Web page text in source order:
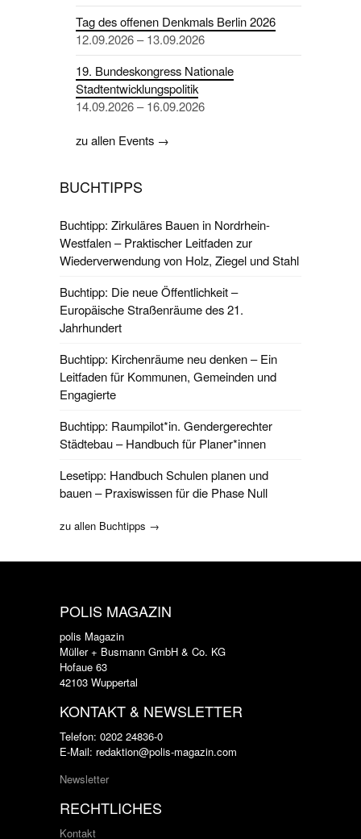
Tag des offenen Denkmals Berlin 2026
12.09.2026 – 13.09.2026
19. Bundeskongress Nationale
Stadtentwicklungspolitik
14.09.2026 – 16.09.2026
zu allen Events →
BUCHTIPPS
Buchtipp: Zirkuläres Bauen in Nordrhein-
Westfalen – Praktischer Leitfaden zur
Wiederverwendung von Holz, Ziegel und Stahl
Buchtipp: Die neue Öffentlichkeit –
Europäische Straßenräume des 21.
Jahrhundert
Buchtipp: Kirchenräume neu denken – Ein
Leitfaden für Kommunen, Gemeinden und
Engagierte
Buchtipp: Raumpilot*in. Gendergerechter
Städtebau – Handbuch für Planer*innen
Lesetipp: Handbuch Schulen planen und
bauen – Praxiswissen für die Phase Null
zu allen Buchtipps →
POLIS MAGAZIN
polis Magazin
Müller + Busmann GmbH & Co. KG
Hofaue 63
42103 Wuppertal
KONTAKT & NEWSLETTER
Telefon: 0202 24836-0
E-Mail: redaktion@polis-magazin.com
Newsletter
RECHTLICHES
Kontakt